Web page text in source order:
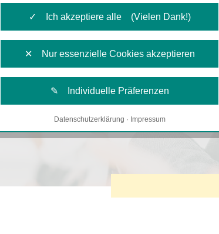
✓ Ich akzeptiere alle (Vielen Dank!)
✕ Nur essenzielle Cookies akzeptieren
✎ Individuelle Präferenzen
Notwendige Cookies
Datenschutzerklärung · Impressum